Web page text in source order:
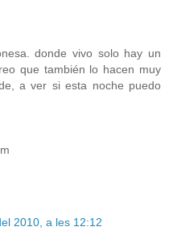
donde vivo solo hay un
que también lo hacen muy
a ver si esta noche puedo
2010, a les 12:12